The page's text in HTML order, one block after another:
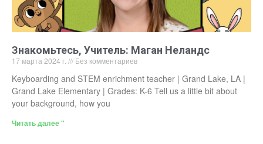
Знакомьтесь, Учитель: Маган Неландс
17 марта 2024 г. Без комментариев
Keyboarding and STEM enrichment teacher | Grand Lake, LA |
Grand Lake Elementary | Grades: K-6 Tell us a little bit about
your background, how you
Читать далее "